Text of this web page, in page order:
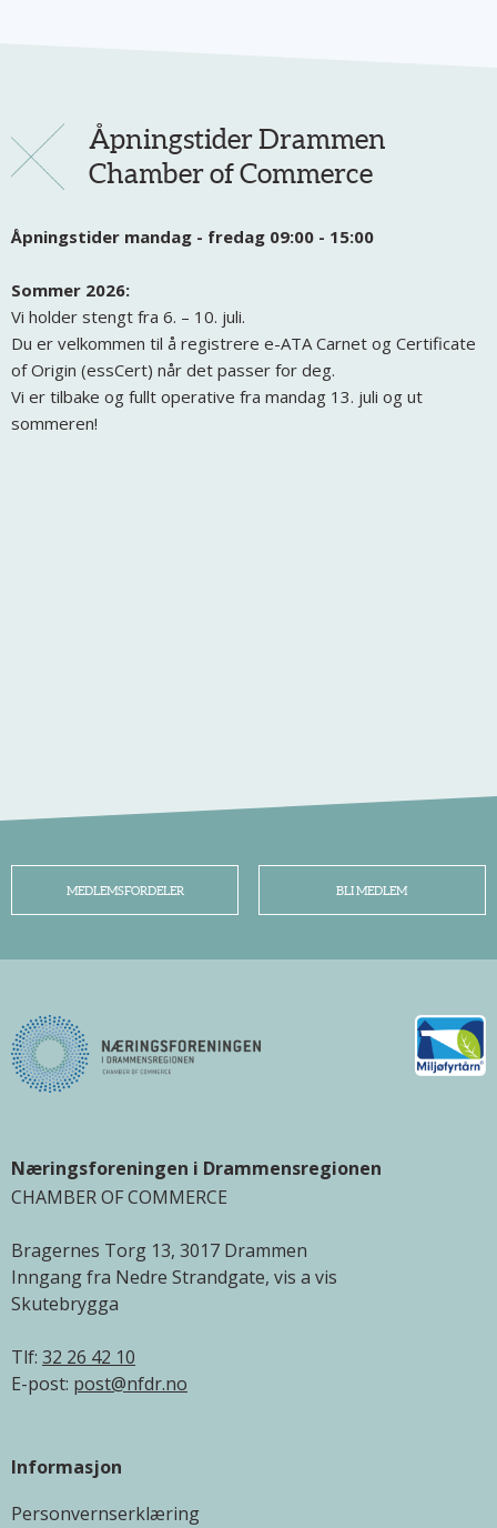
Åpningstider Drammen
Chamber of Commerce
Åpningstider mandag - fredag 09:00 - 15:00
Sommer 2026:
Vi holder stengt fra 6. – 10. juli.
Du er velkommen til å registrere e-ATA Carnet og Certificate
of Origin (essCert) når det passer for deg.
Vi er tilbake og fullt operative fra mandag 13. juli og ut
sommeren!
MEDLEMSFORDELER BLI MEDLEM
Næringsforeningen i Drammensregionen
CHAMBER OF COMMERCE
Bragernes Torg 13, 3017 Drammen
Inngang fra Nedre Strandgate, vis a vis
Skutebrygga
Tlf: 32 26 42 10
E-post: post@nfdr.no
Informasjon
Personvernserklæring